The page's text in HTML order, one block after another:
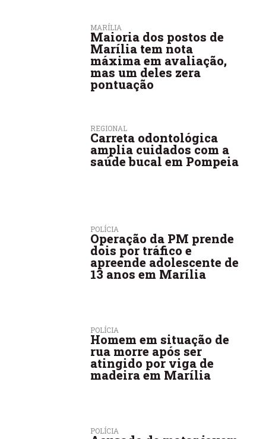
MARÍLIA
Maioria dos postos de
Marília tem nota
máxima em avaliação,
mas um deles zera
pontuação
REGIONAL
Carreta odontológica
amplia cuidados com a
saúde bucal em Pompeia
POLÍCIA
Operação da PM prende
dois por tráfico e
apreende adolescente de
13 anos em Marília
POLÍCIA
Homem em situação de
rua morre após ser
atingido por viga de
madeira em Marília
POLÍCIA